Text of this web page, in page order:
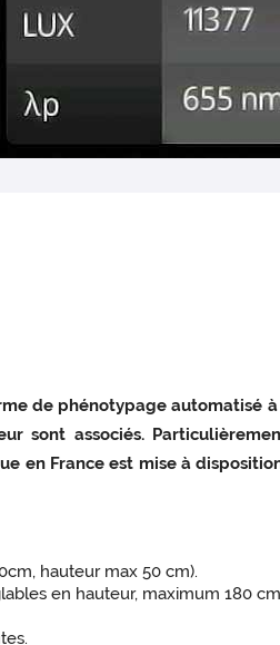
de phénotypage automatisé
sont associés.
en France est mise à
hauteur max 50 cm).
en hauteur, maximum 180